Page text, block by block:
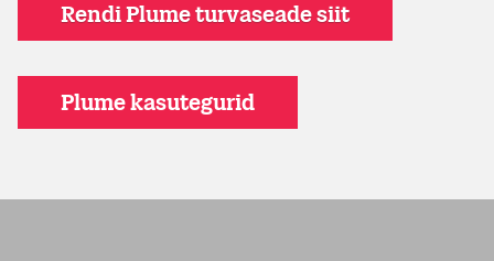
Rendi Plume turvaseade siit
Plume kasutegurid